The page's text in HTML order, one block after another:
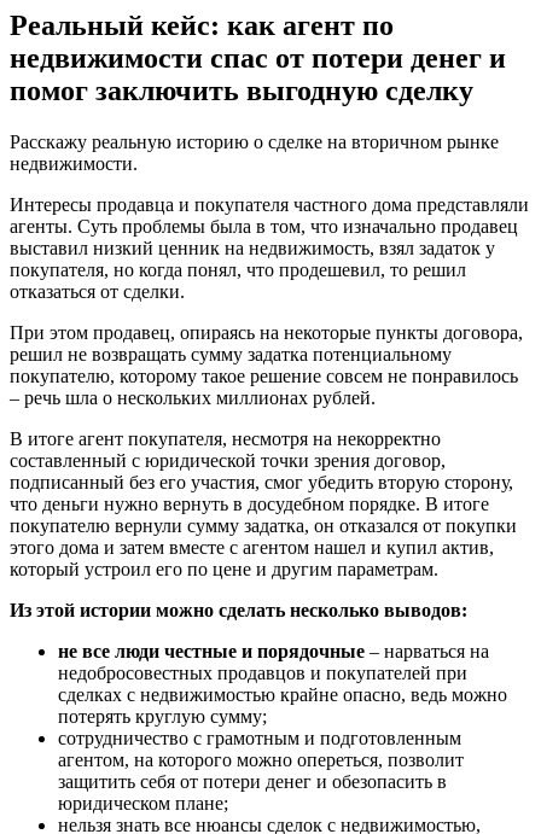
Реальный кейс: как агент по
недвижимости спас от потери денег и
помог заключить выгодную сделку
Расскажу реальную историю о сделке на вторичном рынке
недвижимости.
Интересы продавца и покупателя частного дома представляли
агенты. Суть проблемы была в том, что изначально продавец
выставил низкий ценник на недвижимость, взял задаток у
покупателя, но когда понял, что продешевил, то решил
отказаться от сделки.
При этом продавец, опираясь на некоторые пункты договора,
решил не возвращать сумму задатка потенциальному
покупателю, которому такое решение совсем не понравилось
– речь шла о нескольких миллионах рублей.
В итоге агент покупателя, несмотря на некорректно
составленный с юридической точки зрения договор,
подписанный без его участия, смог убедить вторую сторону,
что деньги нужно вернуть в досудебном порядке. В итоге
покупателю вернули сумму задатка, он отказался от покупки
этого дома и затем вместе с агентом нашел и купил актив,
который устроил его по цене и другим параметрам.
Из этой истории можно сделать несколько выводов:
не все люди честные и порядочные – нарваться на
недобросовестных продавцов и покупателей при
сделках с недвижимостью крайне опасно, ведь можно
потерять круглую сумму;
сотрудничество с грамотным и подготовленным
агентом, на которого можно опереться, позволит
защитить себя от потери денег и обезопасить в
юридическом плане;
нельзя знать все нюансы сделок с недвижимостью,